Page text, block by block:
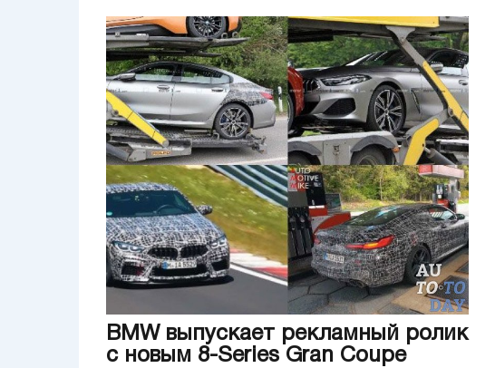
BMW выпускает рекламный ролик
с новым 8-Series Gran Coupe